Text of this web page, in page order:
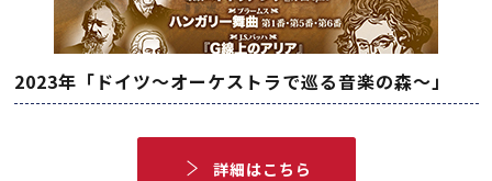
2023年「ドイツ～オーケストラで巡る音楽の森～」
詳細はこちら